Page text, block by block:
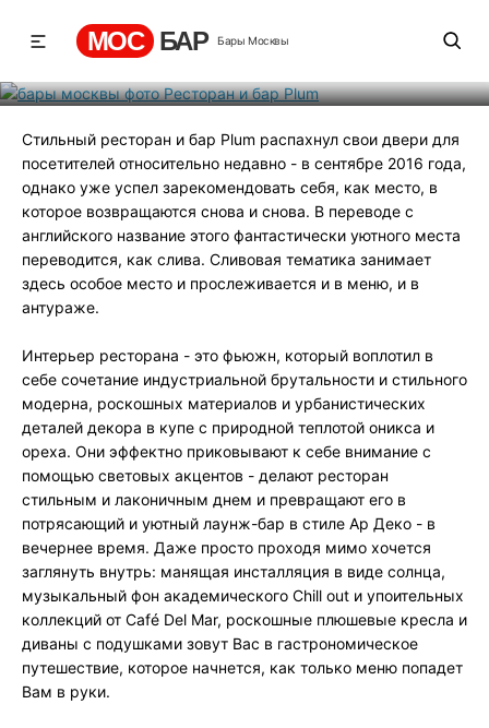
МОС БАР Бары Москвы
Ресторан и бар Plum
Стильный ресторан и бар Plum распахнул свои двери для
посетителей относительно недавно - в сентябре 2016 года,
однако уже успел зарекомендовать себя, как место, в
которое возвращаются снова и снова. В переводе с
английского название этого фантастически уютного места
переводится, как слива. Сливовая тематика занимает
здесь особое место и прослеживается и в меню, и в
антураже.
Интерьер ресторана - это фьюжн, который воплотил в
себе сочетание индустриальной брутальности и стильного
модерна, роскошных материалов и урбанистических
деталей декора в купе с природной теплотой оникса и
ореха. Они эффектно приковывают к себе внимание с
помощью световых акцентов - делают ресторан
стильным и лаконичным днем и превращают его в
потрясающий и уютный лаунж-бар в стиле Ар Деко - в
вечернее время. Даже просто проходя мимо хочется
заглянуть внутрь: манящая инсталляция в виде солнца,
музыкальный фон академического Сhill оut и упоительных
коллекций от Café Del Mar, роскошные плюшевые кресла и
диваны с подушками зовут Вас в гастрономическое
путешествие, которое начнется, как только меню попадет
Вам в руки.